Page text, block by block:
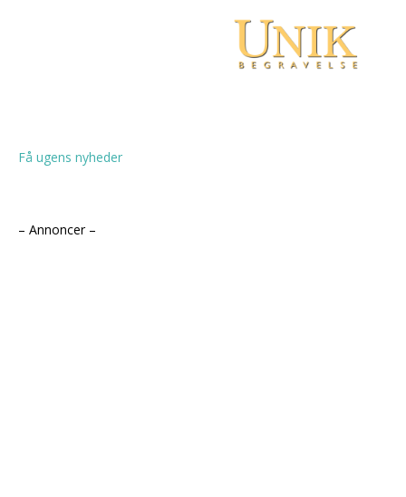
Få ugens nyheder
– Annoncer –